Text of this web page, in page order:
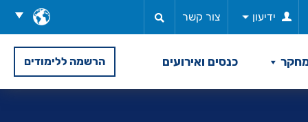
בחר
שפה
ידיעון צור קשר
כנסים ואירועים הרשמה ללימודים